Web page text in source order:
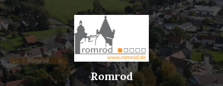
Skip
to
content
Skip
to
main
navigation
Skip
to
footer
Romrod